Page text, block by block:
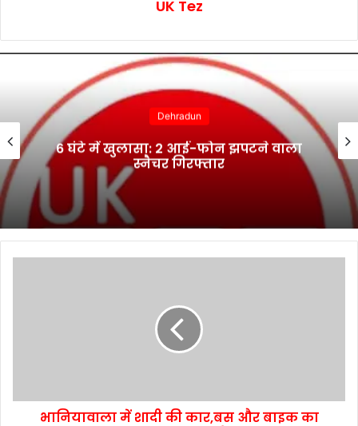
UK Tez
Dehradun
6 घंटे में खुलासा: 2 आई-फोन झपटने वाला
स्नैचर गिरफ्तार
भानियावाला में शादी की कार,बस और बाइक का